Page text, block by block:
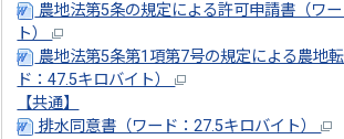
農地法第5条の規定による許可申請書（ワ
ト）
農地法第5条第1項第7号の規定による農地
ド：47.5キロバイト）
【共通】
排水同意書（ワード：27.5キロバイト）